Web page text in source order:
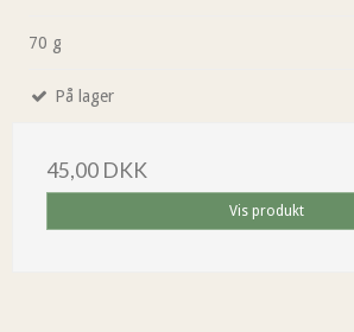
70 g
På lager
45,00 DKK
Vis produkt